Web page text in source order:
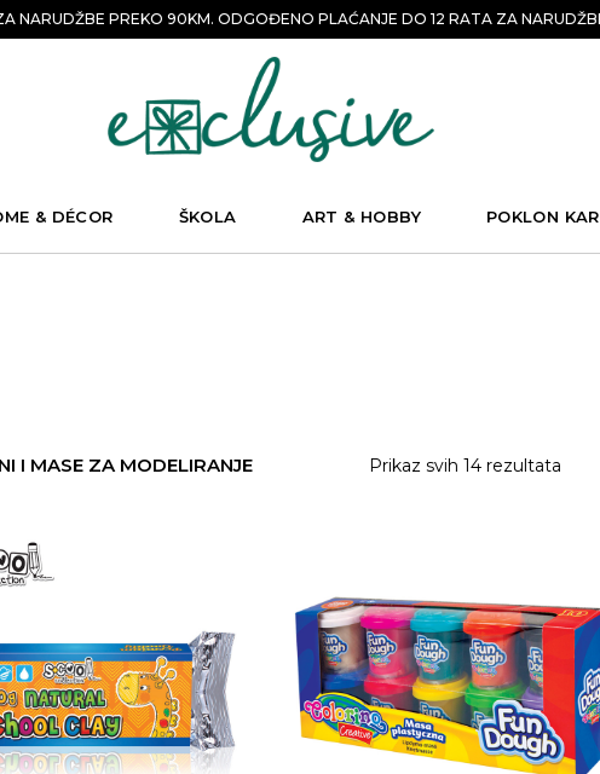
NARUDŽBE PREKO 90KM. ODGOĐENO PLAĆANJE DO 12 RATA ZA
& DÉCOR ŠKOLA ART & HOBBY POKLON
I MASE ZA MODELIRANJE Prikaz svih 14 rezultata